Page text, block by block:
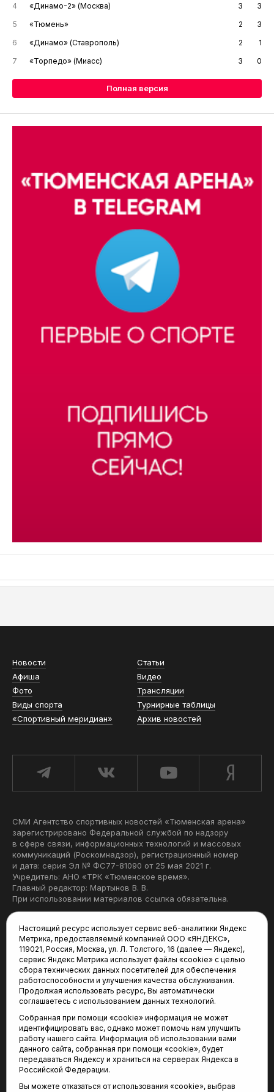
4
«Динамо-2» (Москва) 3
3
5
«Тюмень» 2
3
6
«Динамо» (Ставрополь) 2
1
7
«Торпедо» (Миасс) 3 0
Полная версия
Новости
Статьи
Афиша
Видео
Фото
Трансляции
Виды спорта
Турнирные таблицы
«Спортивный меридиан»
Архив новостей
СМИ Агентство спортивных новостей «Тюменская арена»
зарегистрировано Федеральной службой по надзору
в сфере связи, информационных технологий и массовых
коммуникаций (Роскомнадзор), регистрационный номер
и дата: серия Эл № ФС77-81090 от 25 мая 2021 г.
Учредитель: АНО «ТРК «Тюменское время».
Главный редактор: Мартынов В. В.
При использовании материалов ссылка обязательна.
Редакция:
625035, Тюмень, пр. Геологоразведчиков, 28А
(3452) 68-22-28
tum-arena@mail.ru
Отдел продаж:
(3452) 68-89-78
kotovaev@sibinformburo.ru
Настоящий ресурс использует сервис веб-аналитики Яндекс
Метрика, предоставляемый компанией ООО «ЯНДЕКС»,
119021, Россия, Москва, ул. Л. Толстого, 16 (далее — Яндекс),
сервис Яндекс Метрика использует файлы «cookie» с целью
сбора технических данных посетителей для обеспечения
работоспособности и улучшения качества обслуживания.
Продолжая использовать ресурс, Вы автоматически
соглашаетесь с использованием данных технологий.
Собранная при помощи «cookie» информация не может
идентифицировать вас, однако может помочь нам улучшить
работу нашего сайта. Информация об использовании вами
данного сайта, собранная при помощи «cookie», будет
передаваться Яндексу и храниться на серверах Яндекса в
Российской Федерации.
Вы можете отказаться от использования «cookie», выбрав